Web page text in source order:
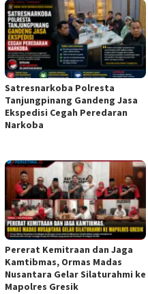
Satresnarkoba Polresta
Tanjungpinang Gandeng Jasa
Ekspedisi Cegah Peredaran
Narkoba
Pererat Kemitraan dan Jaga
Kamtibmas, Ormas Madas
Nusantara Gelar Silaturahmi ke
Mapolres Gresik